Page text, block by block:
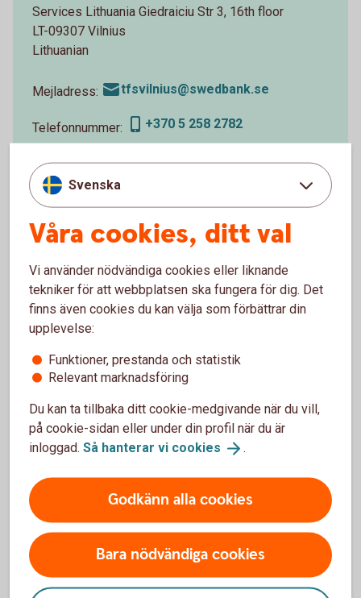
Services Lithuania Giedraiciu Str 3, 16th floor
LT-09307 Vilnius
Lithuanian
Mejladress: tfsvilnius@swedbank.se
Telefonnummer: +370 5 258 2782
Vanliga frågor och svar
Vad heter dokumentinkasso på engelska?
När får jag tillgång till godset under ett
leverantören får betalt under ett
importinkasso?
godkänna cookies för Funktioner, prestanda
och statistik.
Inställningar för cookies
Svenska
Våra cookies, ditt val
Vi använder nödvändiga cookies eller liknande
tekniker för att webbplatsen ska fungera för dig. Det
finns även cookies du kan välja som förbättrar din
upplevelse:
Funktioner, prestanda och statistik
Relevant marknadsföring
Du kan ta tillbaka ditt cookie-medgivande när du vill,
på cookie-sidan eller under din profil när du är
inloggad. Så hanterar vi cookies .
Godkänn alla cookies
Bara nödvändiga cookies